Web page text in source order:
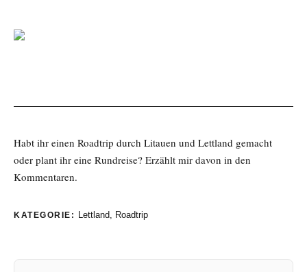
Habt ihr einen Roadtrip durch Litauen und Lettland gemacht
oder plant ihr eine Rundreise? Erzählt mir davon in den
Kommentaren.
KATEGORIE: Lettland, Roadtrip